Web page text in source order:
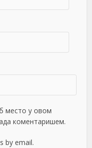
место у овом
коментаришем.
by email.